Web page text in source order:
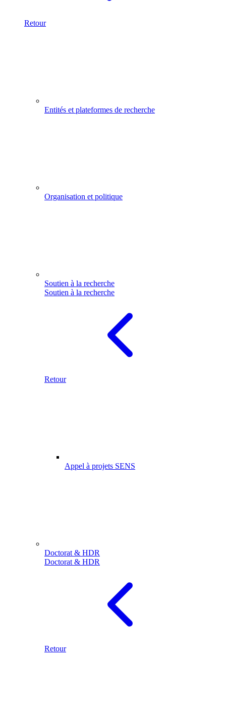
Retour
Entités et plateformes de recherche
Organisation et politique
Soutien à la recherche
Soutien à la recherche
Retour
Appel à projets SENS
Doctorat & HDR
Doctorat & HDR
Retour